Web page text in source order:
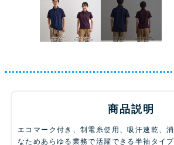
商品説明
エコマーク付き、制電糸使用、吸汗速乾、
なためあらゆる業務で活躍できる半袖タイ